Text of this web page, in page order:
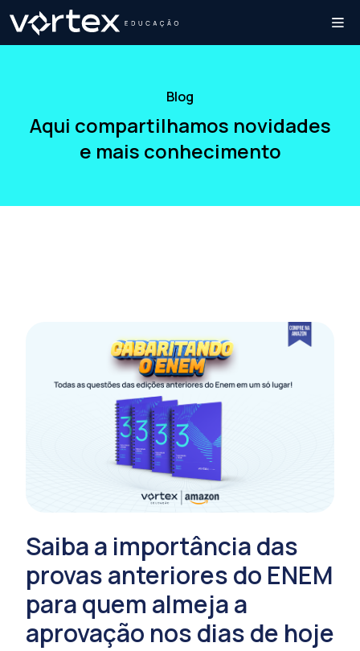
Blog
Aqui compartilhamos novidades
e mais conhecimento
Saiba a importância das
provas anteriores do ENEM
para quem almeja a
aprovação nos dias de hoje